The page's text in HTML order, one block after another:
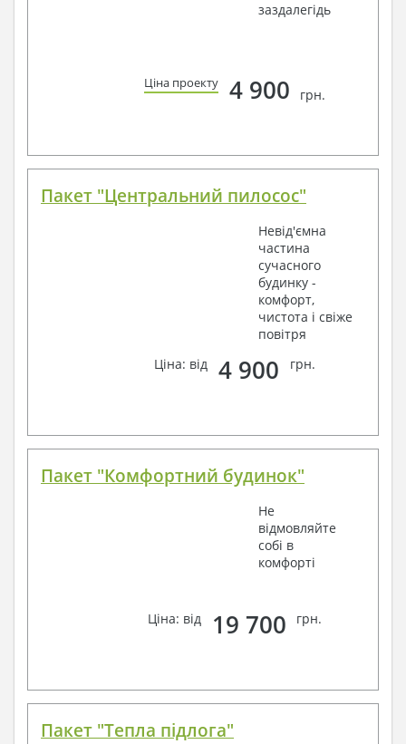
заздалегідь
Ціна проекту 4 900 грн.
Пакет "Центральний пилосос"
Невід'ємна
частина
сучасного
будинку -
комфорт,
чистота і свіже
повітря
Ціна: від
4 900 грн.
Пакет "Комфортний будинок"
Не
відмовляйте
собі в
комфорті
Ціна: від 19 700 грн.
Пакет "Тепла підлога"